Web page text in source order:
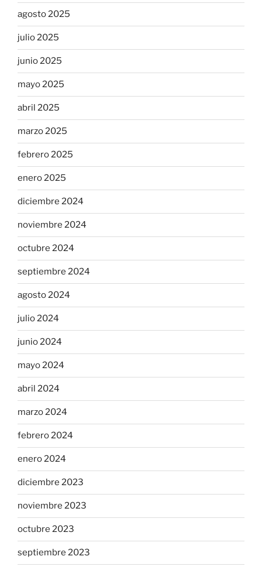
agosto 2025
julio 2025
junio 2025
mayo 2025
abril 2025
marzo 2025
febrero 2025
enero 2025
diciembre 2024
noviembre 2024
octubre 2024
septiembre 2024
agosto 2024
julio 2024
junio 2024
mayo 2024
abril 2024
marzo 2024
febrero 2024
enero 2024
diciembre 2023
noviembre 2023
octubre 2023
septiembre 2023